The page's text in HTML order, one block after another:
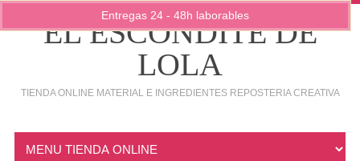
EL ESCONDITE DE
LOLA
TIENDA ONLINE MATERIAL E INGREDIENTES REPOSTERIA CREATIVA
Entregas 24 - 48h laborables